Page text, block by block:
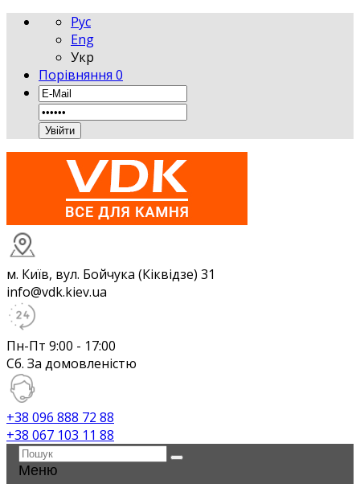
Рус
Eng
Укр
Порівняння 0
м. Київ, вул. Бойчука (Кіквідзе) 31
info@vdk.kiev.ua
Пн-Пт 9:00 - 17:00
Сб. За домовленістю
+38 096 888 72 88
+38 067 103 11 88
Меню